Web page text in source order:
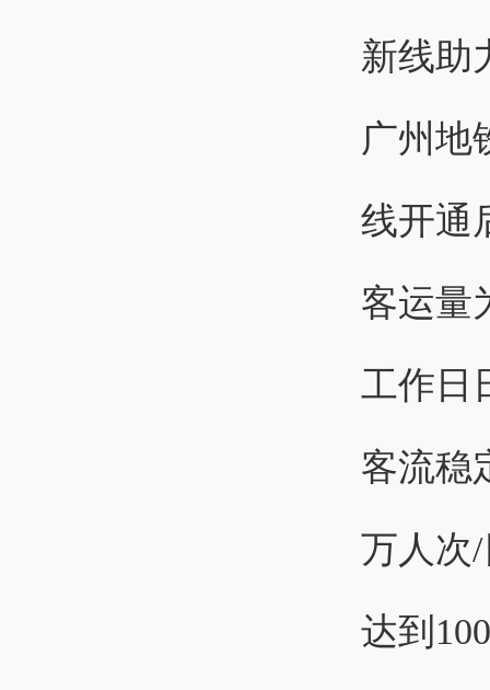
新线助
广州地
线开通
客运量
工作日
客流稳
万人次
达到